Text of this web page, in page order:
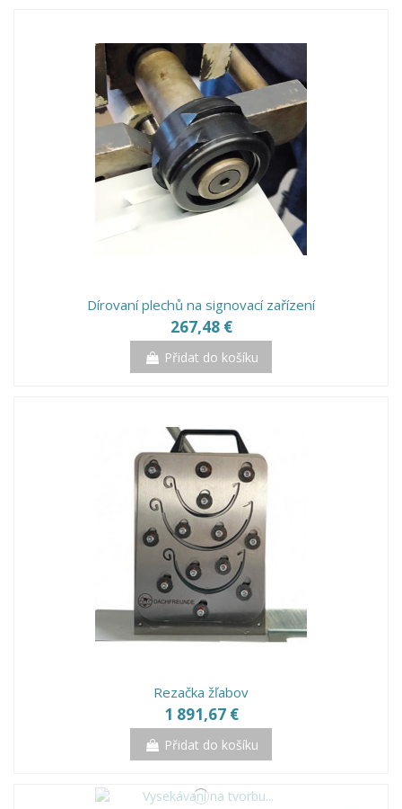
Dírovaní plechů na signovací zařízení
267,48 €
Přidat do košíku
Rezačka žľabov
1 891,67 €
Přidat do košíku